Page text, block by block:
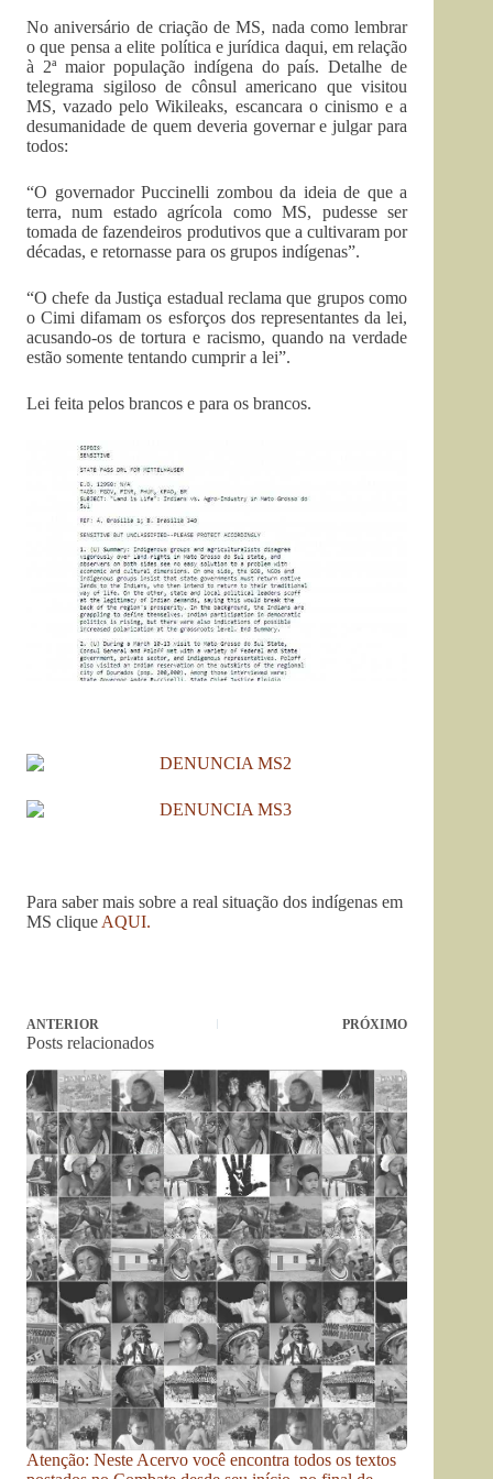
No aniversário de criação de MS, nada como lembrar
o que pensa a elite política e jurídica daqui, em relação
à 2ª maior população indígena do país. Detalhe de
telegrama sigiloso de cônsul americano que visitou
MS, vazado pelo Wikileaks, escancara o cinismo e a
desumanidade de quem deveria governar e julgar para
todos:
“O governador Puccinelli zombou da ideia de que a
terra, num estado agrícola como MS, pudesse ser
tomada de fazendeiros produtivos que a cultivaram por
décadas, e retornasse para os grupos indígenas”.
“O chefe da Justiça estadual reclama que grupos como
o Cimi difamam os esforços dos representantes da lei,
acusando-os de tortura e racismo, quando na verdade
estão somente tentando cumprir a lei”.
Lei feita pelos brancos e para os brancos.
Para saber mais sobre a real situação dos indígenas em
MS clique AQUI.
ANTERIOR PRÓXIMO
Posts relacionados
Atenção: Neste Acervo você encontra todos os textos